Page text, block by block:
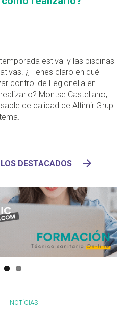
estival y las piscinas
¿Tienes claro en qué
control de Legionella en
Montse Castellano,
de calidad de Altimir Grup
DESTACADOS
NOTÍCIAS